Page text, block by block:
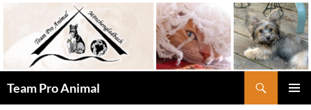
springen
Team Pro Animal